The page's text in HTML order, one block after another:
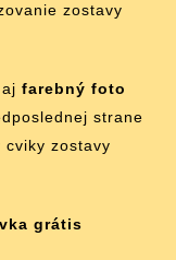
zostavy
farebný foto
strane
zostavy
grátis